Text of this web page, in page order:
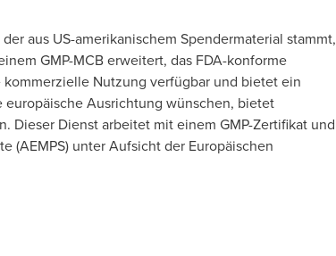
aus US-amerikanischem Spendermaterial stammt,
GMP-MCB erweitert, das FDA-konforme
kommerzielle Nutzung verfügbar und bietet ein
Ausrichtung wünschen, bietet
Dieser Dienst arbeitet mit einem GMP-Zertifikat und
unter Aufsicht der Europäischen